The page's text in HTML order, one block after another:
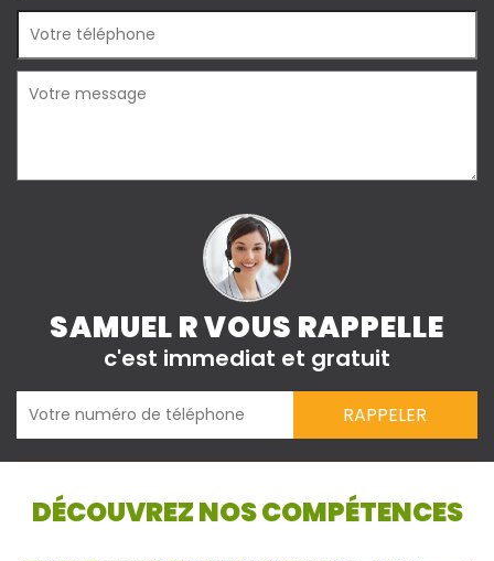
SAMUEL R VOUS RAPPELLE
c'est immediat et gratuit
DÉCOUVREZ NOS COMPÉTENCES